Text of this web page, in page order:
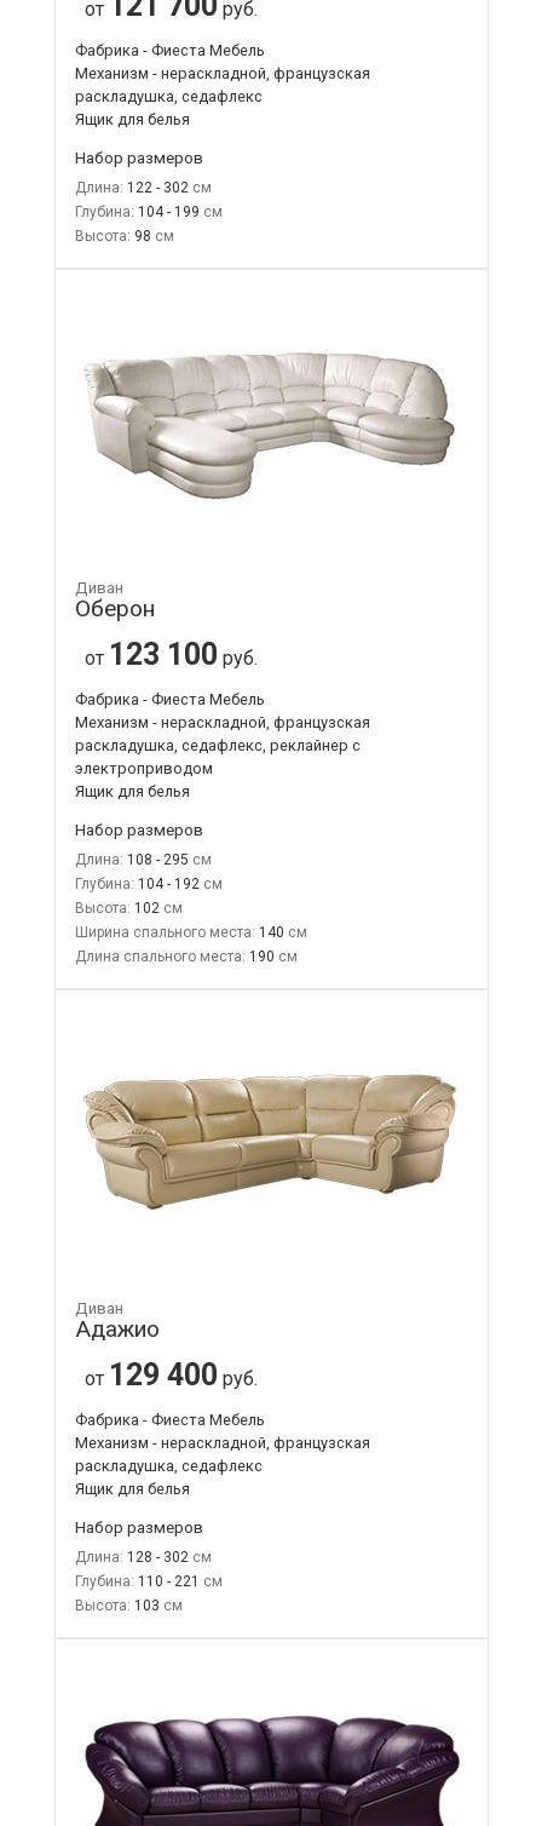
от руб.
Фабрика - Фиеста Мебель
Механизм - нераскладной, французская
раскладушка, седафлекс
Ящик для белья
Набор размеров
Длина: 122 - 302
Глубина: 104 - 199
Высота: 98
Диван
Оберон
от 123 100 руб.
Фабрика - Фиеста Мебель
Механизм - нераскладной, французская
раскладушка, седафлекс, реклайнер с
электроприводом
Ящик для белья
Набор размеров
Длина: 108 - 295
Глубина: 104 - 192
Высота: 102
Ширина спального места: 140
Длина спального места: 190
Диван
Адажио
от 129 400 руб.
Фабрика - Фиеста Мебель
Механизм - нераскладной, французская
раскладушка, седафлекс
Ящик для белья
Набор размеров
Длина: 128 - 302
Глубина: 110 - 221
Высота: 103